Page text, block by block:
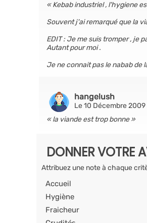
Kebab industriel , l'hygiene
Souvent j'ai remarqué que la
EDIT : Je me suis tromper , je
Autant pour moi .
Je ne connait pas le nabab de
hangelush
Le 10 Décembre 2009
la viande est trop bonne
DONNER VOTRE
Attribuez une note à chaque
Accueil
Hygiène
Fraicheur